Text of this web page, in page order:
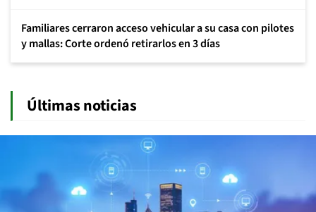
Familiares cerraron acceso vehicular a su casa con pilotes
y mallas: Corte ordenó retirarlos en 3 días
Últimas noticias